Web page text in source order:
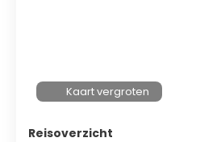
Kaart vergroten
Reisoverzicht